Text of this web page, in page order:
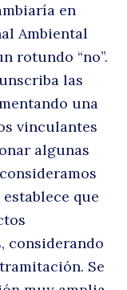
en
Ambiental
rotundo “no”.
las
una
vinculantes
algunas
que
considerando
Se